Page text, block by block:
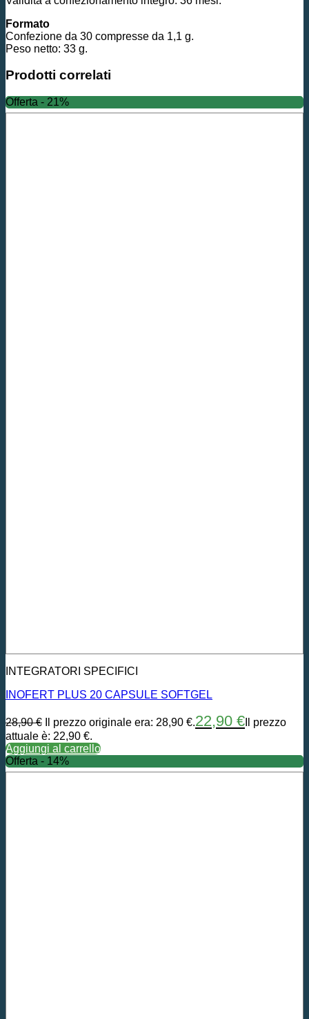
Formato
Confezione da 30 compresse da 1,1 g.
Peso netto: 33 g.
Prodotti correlati
Offerta - 21%
INTEGRATORI SPECIFICI
INOFERT PLUS 20 CAPSULE SOFTGEL
28,90€ Il prezzo originale era: 28,90 €.22,90 € Il prezzo
attuale è: 22,90 €.
Aggiungi al carrello
Offerta - 14%